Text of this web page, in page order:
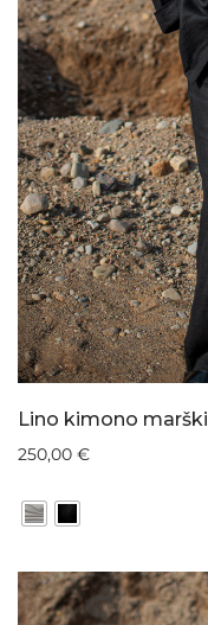
Lino kimono
250,00 €